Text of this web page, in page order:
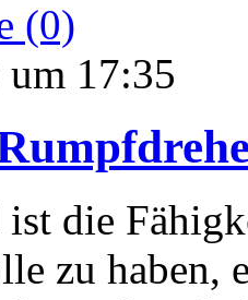
(0)
17:35
die
zu haben,